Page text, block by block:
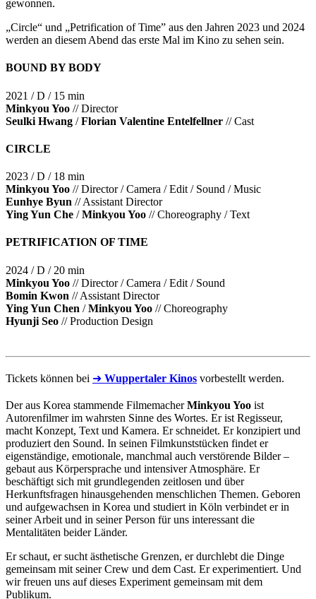
gewonnen.
„Circle“ und „Petrification of Time” aus den Jahren 2023 und 2024
werden an diesem Abend das erste Mal im Kino zu sehen sein.
BOUND BY BODY
2021 / D / 15 min
Minkyou Yoo // Director
Seulki Hwang /Florian Valentine Entelfellner // Cast
CIRCLE
2023 / D / 18 min
Minkyou Yoo // Director / Camera / Edit / Sound / Music
Eunhye Byun // Assistant Director
Ying Yun Che /Minkyou Yoo // Choreography / Text
PETRIFICATION OF TIME
2024 / D / 20 min
Minkyou Yoo // Director / Camera / Edit / Sound
Bomin Kwon // Assistant Director
Ying Yun Chen /Minkyou Yoo // Choreography
Hyunji Seo // Production Design
Tickets können bei ➜ Wuppertaler Kinos vorbestellt werden.
Der aus Korea stammende FilmemacherMinkyou Yoo ist
Autorenfilmer im wahrsten Sinne des Wortes. Er ist Regisseur,
macht Konzept, Text und Kamera. Er schneidet. Er konzipiert und
produziert den Sound. In seinen Filmkunststücken findet er
eigenständige, emotionale, manchmal auch verstörende Bilder –
gebaut aus Körpersprache und intensiver Atmosphäre. Er
beschäftigt sich mit grundlegenden zeitlosen und über
Herkunftsfragen hinausgehenden menschlichen Themen. Geboren
und aufgewachsen in Korea und studiert in Köln verbindet er in
seiner Arbeit und in seiner Person für uns interessant die
Mentalitäten beider Länder.
Er schaut, er sucht ästhetische Grenzen, er durchlebt die Dinge
gemeinsam mit seiner Crew und dem Cast. Er experimentiert. Und
wir freuen uns auf dieses Experiment gemeinsam mit dem
Publikum.